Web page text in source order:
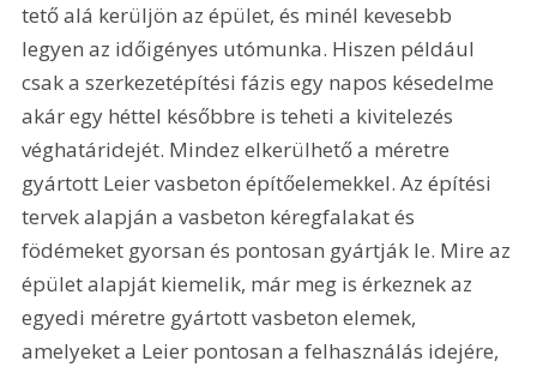
tető alá kerüljön az épület, és minél kevesebb
legyen az időigényes utómunka. Hiszen például
csak a szerkezetépítési fázis egy napos késedelme
akár egy héttel későbbre is teheti a kivitelezés
véghatáridejét. Mindez elkerülhető a méretre
gyártott Leier vasbeton építőelemekkel. Az építési
tervek alapján a vasbeton kéregfalakat és
födémeket gyorsan és pontosan gyártják le. Mire az
épület alapját kiemelik, már meg is érkeznek az
egyedi méretre gyártott vasbeton elemek,
amelyeket a Leier pontosan a felhasználás idejére,